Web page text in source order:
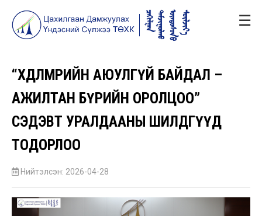
☰
“ХӨДӨЛМӨРИЙН АЮУЛГҮЙ БАЙДАЛ –
АЖИЛТАН БҮРИЙН ОРОЛЦОО”
СЭДЭВТ УРАЛДААНЫ ШИЛДГҮҮД
ТОДОРЛОО
Нийтэлсэн: 2026-04-28